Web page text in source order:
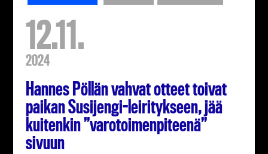
12.11.
2024
Hannes Pöllän vahvat otteet toivat
paikan Susijengi-leiritykseen, jää
kuitenkin ”varotoimenpiteenä”
sivuun